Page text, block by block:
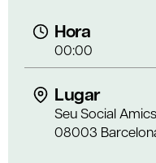
Hora
00:00
Lugar
Seu Social
08003